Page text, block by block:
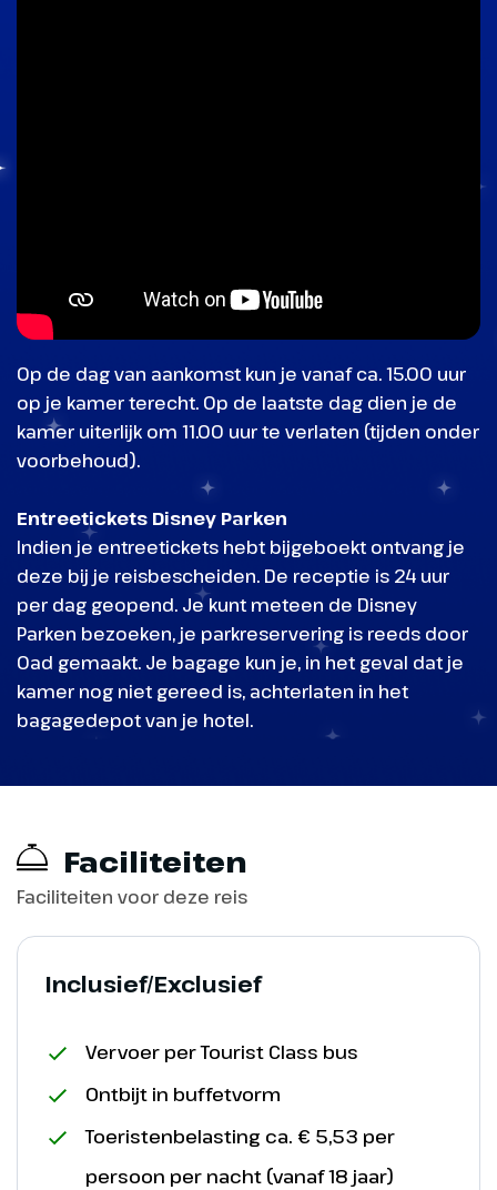
Op de dag van aankomst kun je vanaf ca. 15.00 uur
op je kamer terecht. Op de laatste dag dien je de
kamer uiterlijk om 11.00 uur te verlaten (tijden onder
voorbehoud).
Entreetickets Disney Parken
Indien je entreetickets hebt bijgeboekt ontvang je
deze bij je reisbescheiden. De receptie is 24 uur
per dag geopend. Je kunt meteen de Disney
Parken bezoeken, je parkreservering is reeds door
Oad gemaakt. Je bagage kun je, in het geval dat je
kamer nog niet gereed is, achterlaten in het
bagagedepot van je hotel.
Faciliteiten
Faciliteiten voor deze reis
Inclusief/Exclusief
Vervoer per Tourist Class bus
Ontbijt in buffetvorm
Toeristenbelasting ca. € 5,53 per
persoon per nacht (vanaf 18 jaar)